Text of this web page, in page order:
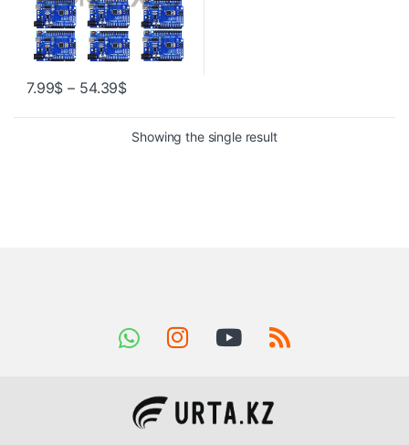
7.99$ – 54.39$
Showing the single result